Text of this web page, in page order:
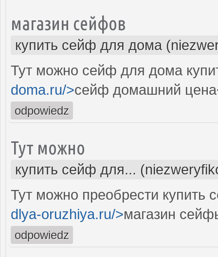
магазин сейфов
купить сейф для дома
Тут можно сейф для дома
doma.ru/>сейф домашний
odpowiedz
Тут можно
купить сейф для...
Тут можно преобрести купить
dlya-oruzhiya.ru/>магазин
odpowiedz